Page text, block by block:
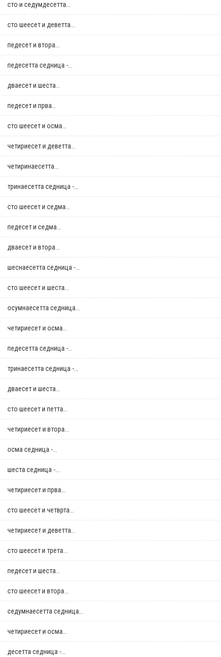
сто и седумдесетта...
сто шеесет и деветта...
педесет и втора...
педесетта седница -...
дваесет и шеста...
педесет и прва...
сто шеесет и осма...
четириесет и деветта...
четиринаесетта...
тринаесетта седница -...
сто шеесет и седма...
педесет и седма...
дваесет и втора...
шеснаесетта седница -...
сто шеесет и шеста...
осумнaесетта седница...
четириесет и осма...
педесетта седница -...
тринаесетта седница -...
дваесет и шеста...
сто шеесет и петта...
четириесет и втора...
осма седница -...
шеста седница -...
четириесет и прва...
сто шеесет и четврта...
четириесет и деветта...
сто шеесет и трета...
педесет и шеста...
сто шеесет и втора...
седумнаесетта седница...
четириесет и осма...
десетта седница -...